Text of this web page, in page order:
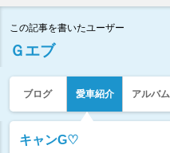
この記事を書いたユーザー
Ｇエブ
ブログ 愛車紹介 アルバム
キャンG♡